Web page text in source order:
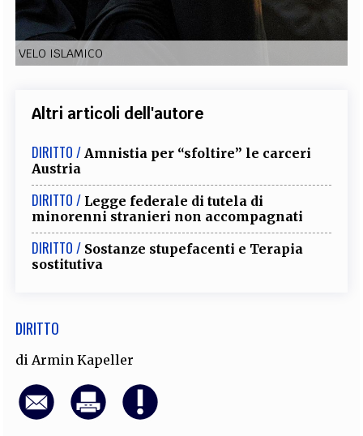
SOCIAL MEDIA
VELO ISLAMICO
Altri articoli dell'autore
DIRITTO / Amnistia per “sfoltire” le carceri
Austria
DIRITTO / Legge federale di tutela di
minorenni stranieri non accompagnati
DIRITTO / Sostanze stupefacenti e Terapia
sostitutiva
DIRITTO
di Armin Kapeller